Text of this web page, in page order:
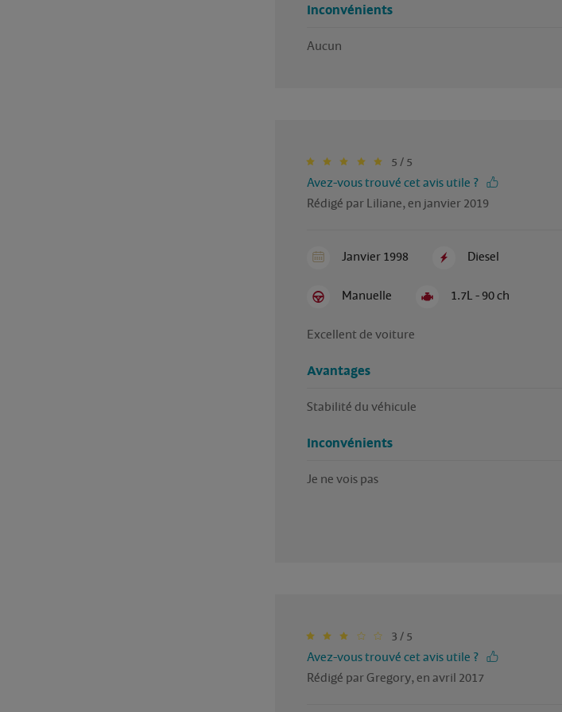
Inconvénients
Aucun
5 / 5
Avez-vous trouvé cet avis utile ?
Rédigé par Liliane, en janvier 2019
Janvier 1998 Diesel
Manuelle 1.7L - 90 ch
Excellent de voiture
Avantages
Stabilité du véhicule
Inconvénients
Je ne vois pas
3 / 5
Avez-vous trouvé cet avis utile ?
Rédigé par Gregory, en avril 2017